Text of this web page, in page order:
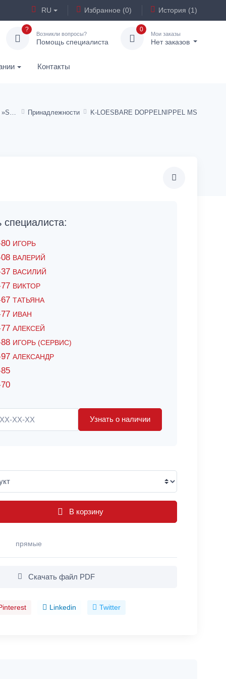
RU Избранное (0) История (1)
?
Возникли вопросы?
Помощь специалиста
0
Мои заказы
Нет заказов
Контакты
Сервисные подразделения »Standard« Принадлежности K-LOESBARE DOPPELNIPPEL MS
ИГОРЬ
ВАЛЕРИЙ
ВАСИЛИЙ
ВИКТОР
ТАТЬЯНА
ИВАН
АЛЕКСЕЙ
ИГОРЬ (СЕРВИС)
АЛЕКСАНДР
Узнать о наличии
В корзину
прямые
Скачать файл PDF
Linkedin Twitter